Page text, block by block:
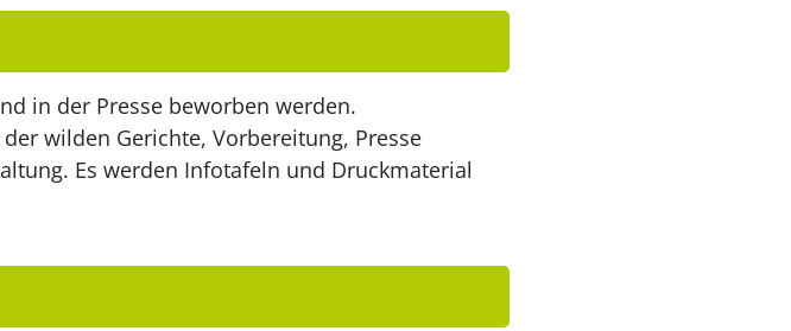
in der Presse beworben werden.
wilden Gerichte, Vorbereitung, Presse
Es werden Infotafeln und Druckmaterial